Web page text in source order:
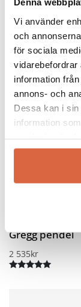
Vi använder
och
för sociala
vidarebefordrar
information
annons- och
Dessa kan i
information
Du
FOSCARINI
Gregg pendel
2 535kr